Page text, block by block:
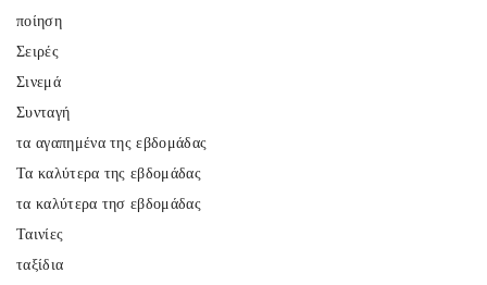
ποίηση
Σειρές
Σινεμά
Συνταγή
τα αγαπημένα της εβδομάδας
Τα καλύτερα της εβδομάδας
τα καλύτερα τησ εβδομάδας
Ταινίες
ταξίδια